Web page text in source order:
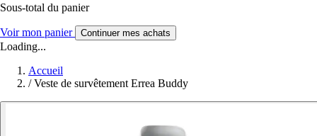
Sous-total du panier
Voir mon panier Continuer mes achats
Loading...
Accueil
/ Veste de survêtement Errea Buddy